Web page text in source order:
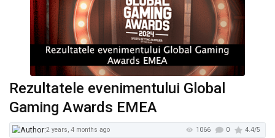
Rezultatele evenimentului Global
Gaming Awards EMEA